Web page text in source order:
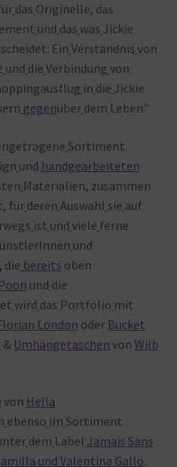
das Originelle, das
und das was Jickie
Ein Verständnis von
und die Verbindung von
in die Jickie
gegenüber dem Leben.”
Sortiment
und handgearbeiteten
Materialien, zusammen
für deren Auswahl sie auf
ist und viele ferne
und
, die bereits oben
und die
wird das Portfolio mit
London oder Bucket
& Umhängetaschen von Wilb
von Hella
ebenso im Sortiment
dem Label Jamais Sans
und Valentina Gallo.